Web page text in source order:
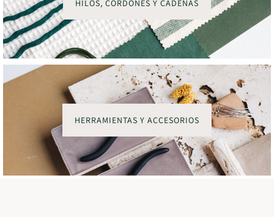
HILOS, CORDONES Y CADENAS
HERRAMIENTAS Y ACCESORIOS